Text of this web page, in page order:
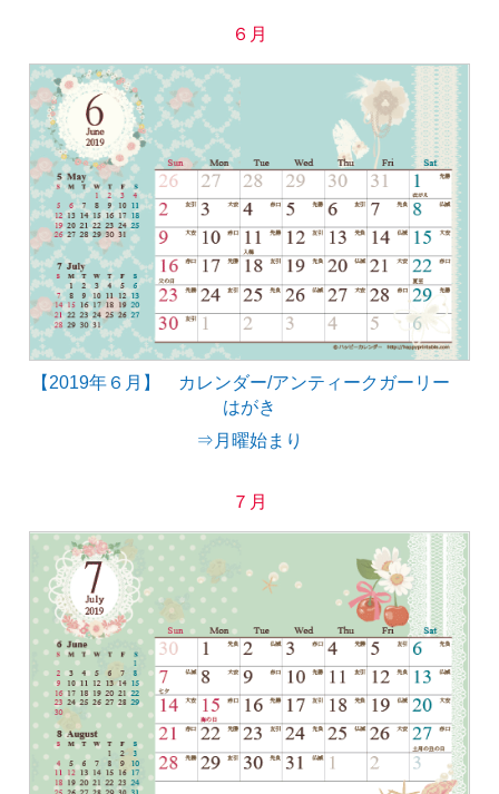
６月
【2019年６月】 カレンダー/アンティークガーリー
はがき
⇒月曜始まり
７月